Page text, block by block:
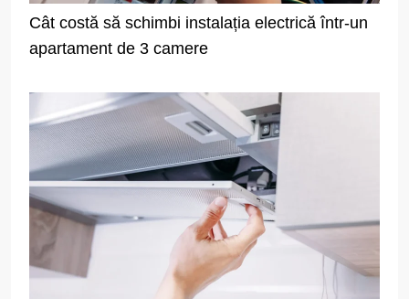
Cât costă să schimbi instalația electrică într-un
apartament de 3 camere